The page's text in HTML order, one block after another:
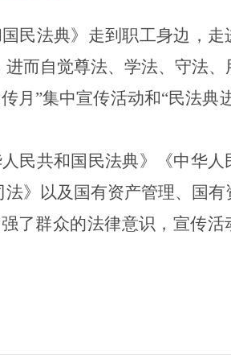
民法典》走到职工身边，走
而自觉尊法、学法、守法、
月”集中宣传活动和“民法典
民共和国民法典》《中华人
》以及国有资产管理、国有
了群众的法律意识，宣传活